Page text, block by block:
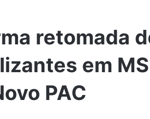
retomada
em MS
PAC